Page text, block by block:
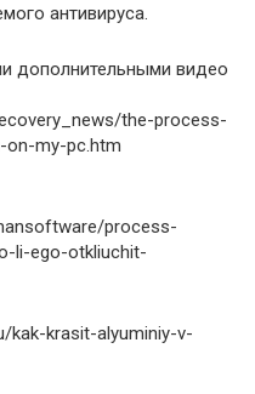
антивируса.
дополнительными видео
the-process-
on-my-pc.htm
process-
li-ego-otkliuchit-
kak-krasit-alyuminiy-v-